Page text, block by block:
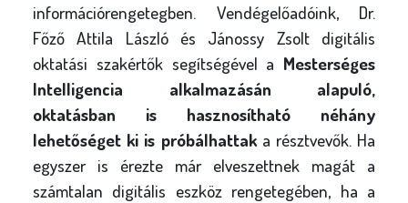
információrengetegben. Vendégelőadóink, Dr.
Főző Attila László és Jánossy Zsolt digitális
oktatási szakértők segítségével a Mesterséges
Intelligencia alkalmazásán alapuló,
oktatásban is hasznosítható néhány
lehetőséget ki is próbálhattaka résztvevők. Ha
egyszer is érezte már elveszettnek magát a
számtalan digitális eszköz rengetegében, ha a